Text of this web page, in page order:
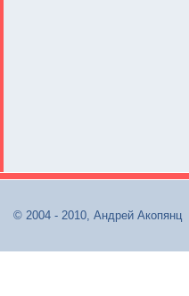
© 2004 - 2010, Андрей Акопянц